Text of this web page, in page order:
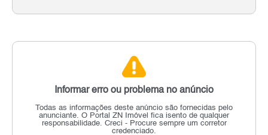
Informar erro ou problema no anúncio
Todas as informações deste anúncio são fornecidas pelo
anunciante. O Portal ZN Imóvel fica isento de qualquer
responsabilidade. Creci - Procure sempre um corretor
credenciado.